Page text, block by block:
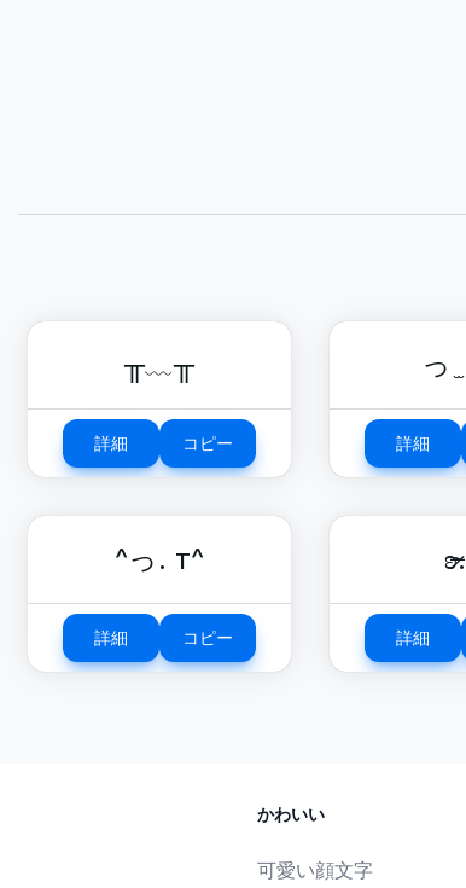
╥﹏╥
詳細 コピー
っ
詳細
^っ. т^
詳細 コピー 詳細
かわいい
可愛い顔文字